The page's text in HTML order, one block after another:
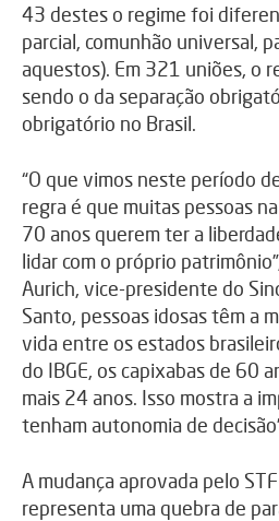
43 destes o regime foi
parcial, comunhão universal,
aquestos). Em 321 uniões, o
sendo o da separação
obrigatório no Brasil.
“O que vimos neste período
regra é que muitas pessoas
70 anos querem ter a
lidar com o próprio
Aurich, vice-presidente do
Santo, pessoas idosas têm a
vida entre os estados
do IBGE, os capixabas de 60
mais 24 anos. Isso mostra a
tenham autonomia de
A mudança aprovada pelo
representa uma quebra de